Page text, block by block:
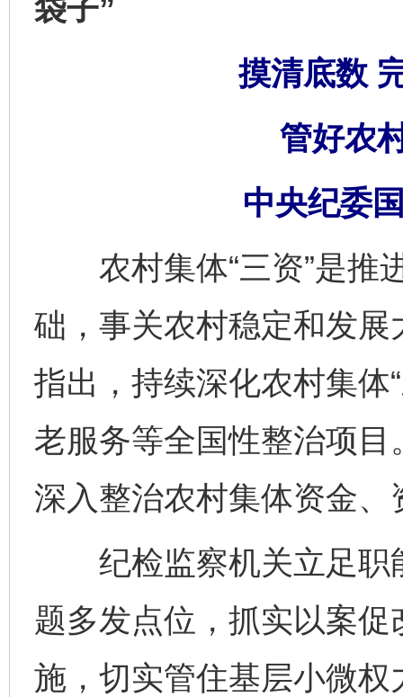
袋子”
摸清底数
管好农
中央纪委
农村集体“三资”是推
础，事关农村稳定和发
指出，持续深化农村集体
老服务等全国性整治项
深入整治农村集体资金
纪检监察机关立足职
题多发点位，抓实以案
施，切实管住基层小微权